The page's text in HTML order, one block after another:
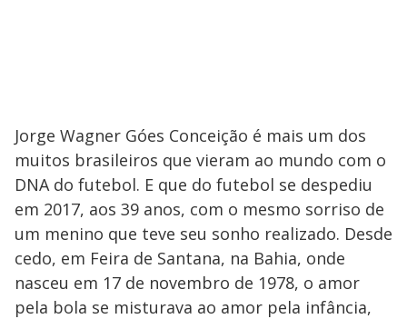
Jorge Wagner Góes Conceição é mais um dos
muitos brasileiros que vieram ao mundo com o
DNA do futebol. E que do futebol se despediu
em 2017, aos 39 anos, com o mesmo sorriso de
um menino que teve seu sonho realizado. Desde
cedo, em Feira de Santana, na Bahia, onde
nasceu em 17 de novembro de 1978, o amor
pela bola se misturava ao amor pela infância,